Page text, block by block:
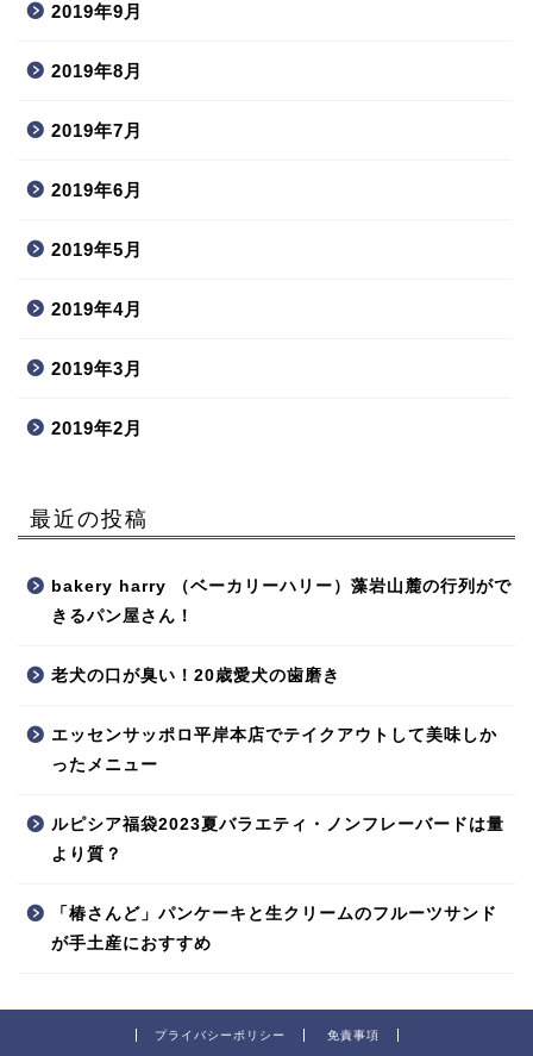
2019年9月
2019年8月
2019年7月
2019年6月
2019年5月
2019年4月
2019年3月
2019年2月
最近の投稿
bakery harry （ベーカリーハリー）藻岩山麓の行列がで
きるパン屋さん！
老犬の口が臭い！20歳愛犬の歯磨き
エッセンサッポロ平岸本店でテイクアウトして美味しか
ったメニュー
ルピシア福袋2023夏バラエティ・ノンフレーバードは量
より質？
「椿さんど」パンケーキと生クリームのフルーツサンド
が手土産におすすめ
プライバシーポリシー 免責事項